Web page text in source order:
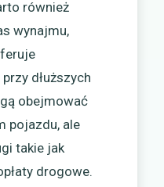
również
wynajmu,
dłuższych
obejmować
pojazdu, ale
takie jak
drogowe.